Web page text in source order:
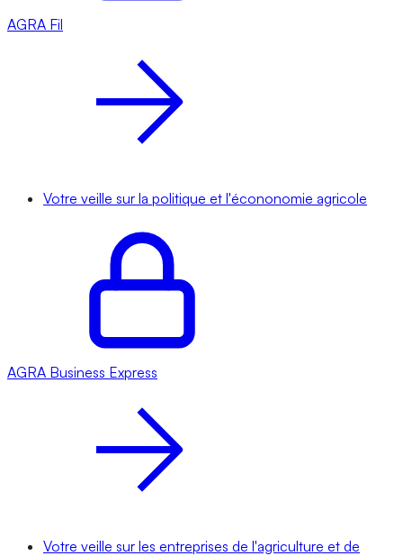
AGRA Fil
Votre veille sur la politique et l'écononomie agricole
AGRA Business Express
Votre veille sur les entreprises de l'agriculture et de